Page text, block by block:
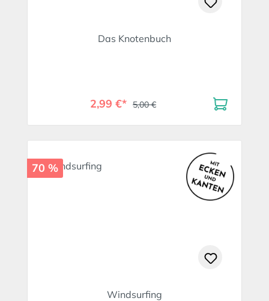
Das Knotenbuch
2,99 €* 5,00 €
70 %
Windsurfing